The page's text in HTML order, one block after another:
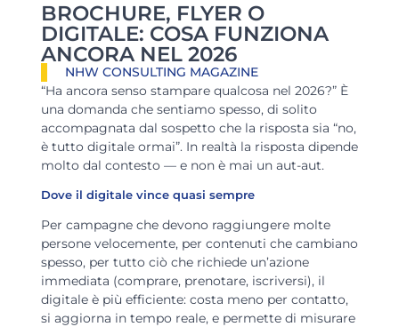
BROCHURE, FLYER O
DIGITALE: COSA FUNZIONA
ANCORA NEL 2026
NHW CONSULTING MAGAZINE
“Ha ancora senso stampare qualcosa nel 2026?” È
una domanda che sentiamo spesso, di solito
accompagnata dal sospetto che la risposta sia “no,
è tutto digitale ormai”. In realtà la risposta dipende
molto dal contesto — e non è mai un aut-aut.
Dove il digitale vince quasi sempre
Per campagne che devono raggiungere molte
persone velocemente, per contenuti che cambiano
spesso, per tutto ciò che richiede un’azione
immediata (comprare, prenotare, iscriversi), il
digitale è più efficiente: costa meno per contatto,
si aggiorna in tempo reale, e permette di misurare